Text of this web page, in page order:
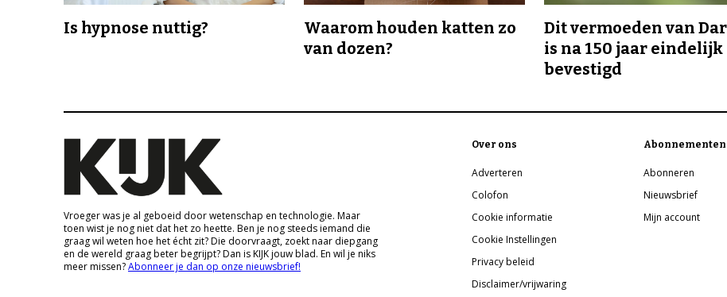
Is hypnose nuttig?
Waarom houden katten zo
van dozen?
Dit vermoeden van
is na 150 jaar eindelijk
bevestigd
Vroeger was je al geboeid door wetenschap en technologie. Maar
toen wist je nog niet dat het zo heette. Ben je nog steeds iemand die
graag wil weten hoe het écht zit? Die doorvraagt, zoekt naar diepgang
en de wereld graag beter begrijpt? Dan is KIJK jouw blad. En wil je niks
meer missen?Abonneer je dan op onze nieuwsbrief!
Over ons
Adverteren
Colofon
Cookie informatie
Cookie Instellingen
Privacy beleid
Disclaimer/vrijwaring
Abonnementen
Abonneren
Nieuwsbrief
Mijn account